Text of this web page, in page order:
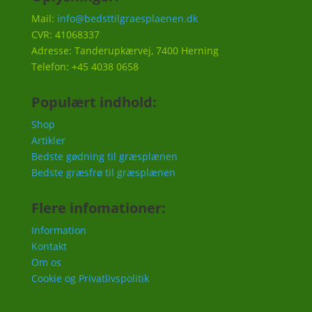
Mail: info@bedsttilgraesplaenen.dk
CVR: 41068337
Adresse: Tanderupkærvej, 7400 Herning
Telefon: +45 4038 0658
Populært indhold:
Shop
Artikler
Bedste gødning til græsplænen
Bedste græsfrø til græsplænen
Flere infomationer:
Information
Kontakt
Om os
Cookie og Privatlivspolitik